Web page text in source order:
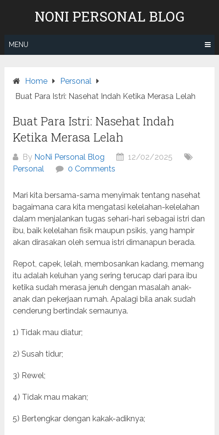
NONI PERSONAL BLOG
MENU
Home
Personal
Buat Para Istri: Nasehat Indah Ketika Merasa Lelah
Buat Para Istri: Nasehat Indah
Ketika Merasa Lelah
By NoNi Personal Blog
12/02/2025
Personal
0 Comments
Mari kita bersama-sama menyimak tentang nasehat
bagaimana cara kita mengatasi kelelahan-kelelahan
dalam menjalankan tugas sehari-hari sebagai istri dan
ibu, baik kelelahan fisik maupun psikis, yang hampir
akan dirasakan oleh semua istri dimanapun berada.
Repot, capek, lelah, membosankan kadang, memang
itu adalah keluhan yang sering terucap dari para ibu
ketika sudah merasa jenuh dengan masalah anak-
anak dan pekerjaan rumah. Apalagi bila anak sudah
cenderung bertindak semaunya.
1) Tidak mau diatur;
2) Susah tidur;
3) Rewel;
4) Tidak mau makan;
5) Bertengkar dengan kakak-adiknya;